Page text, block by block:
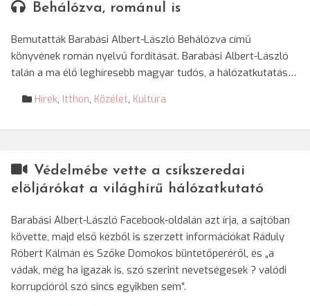
Behálózva, románul is
Bemutatták Barabási Albert-László Behálózva című
könyvének román nyelvű fordítását. Barabási Albert-László
talán a ma élő leghíresebb magyar tudós, a hálózatkutatás…
Hírek, Itthon, Közélet, Kultúra
Védelmébe vette a csíkszeredai
elöljárókat a világhírű hálózatkutató
Barabási Albert-László Facebook-oldalán azt írja, a sajtóban
követte, majd első kézből is szerzett információkat Ráduly
Róbert Kálmán és Szőke Domokos büntetőperéről, és „a
vádak, még ha igazak is, szó szerint nevetségesek ? valódi
korrupcióról szó sincs egyikben sem”.